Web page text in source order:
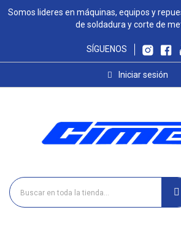
Somos lideres en máquinas, equipos y
de soldadura y corte de
SÍGUENOS
Iniciar sesión